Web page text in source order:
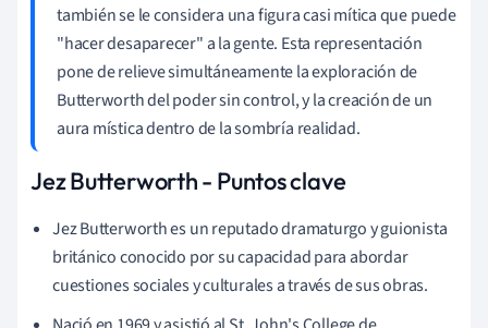
también se le considera una figura casi mítica que puede
"hacer desaparecer" a la gente. Esta representación
pone de relieve simultáneamente la exploración de
Butterworth del poder sin control, y la creación de un
aura mística dentro de la sombría realidad.
Jez Butterworth - Puntos clave
Jez Butterworth es un reputado dramaturgo y guionista
británico conocido por su capacidad para abordar
cuestiones sociales y culturales a través de sus obras.